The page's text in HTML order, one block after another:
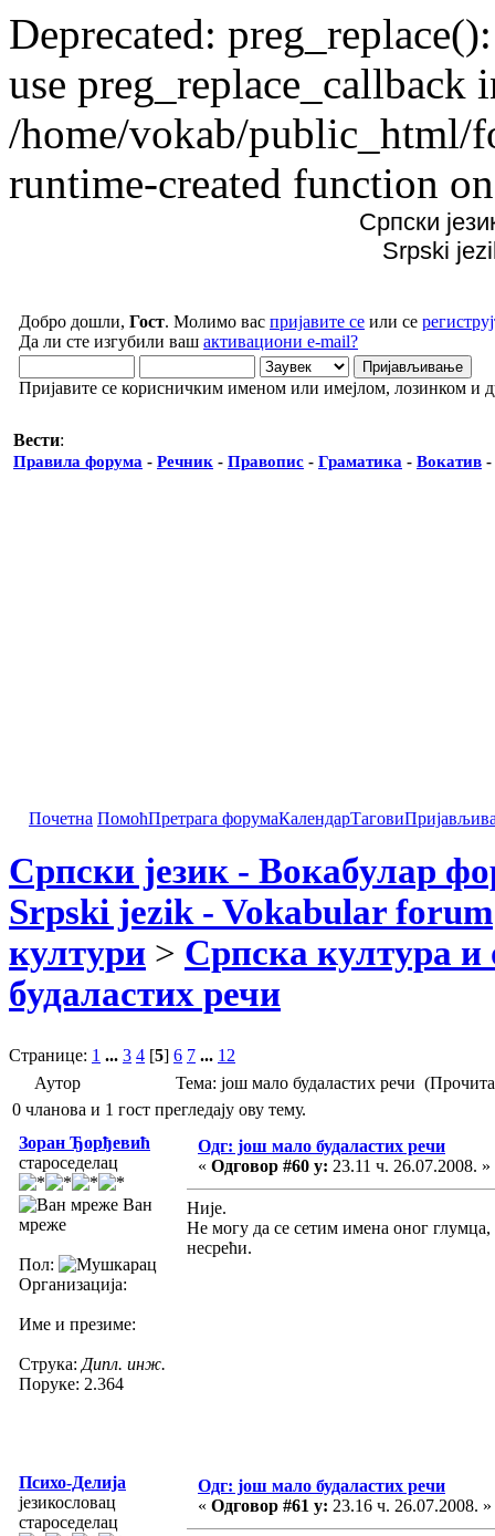
Deprecated:
use preg_replace_callback
/home/vokab/public_html/
runtime-created function
Српски
Srpski
Добро дошли, Гост. Молимо вас пријавите се или се
Да ли сте изгубили ваш активациони e-mail?
Пријавите се корисничким именом или имејлом, лозинком и
Вести:
Правила форума - Речник - Правопис - Граматика - Вокатив -
Почетна ПомоћПретрага форумаКалендарТагови
Српски језик - Вокабулар
Srpski jezik - Vokabular forum
култури > Српска култура и
будаластих речи
Странице: 1 ... 3 4 [5] 6 7 ... 12
Аутор
Тема: још мало будаластих речи
0 чланова и 1 гост прегледају ову тему.
Зоран Ђорђевић
староседелац
Ван
мреже
Пол:
Организација:
Име и презиме:
Струка: Дипл. инж.
Поруке: 2.364
Одг: још мало будаластих речи
« Одговор #60 у: 23.11 ч. 26.07.2008. »
Није.
Не могу да се сетим имена оног глумца,
несрећи.
Психо-Делија
језикословац
староседелац
Одг: још мало будаластих речи
« Одговор #61 у: 23.16 ч. 26.07.2008. »